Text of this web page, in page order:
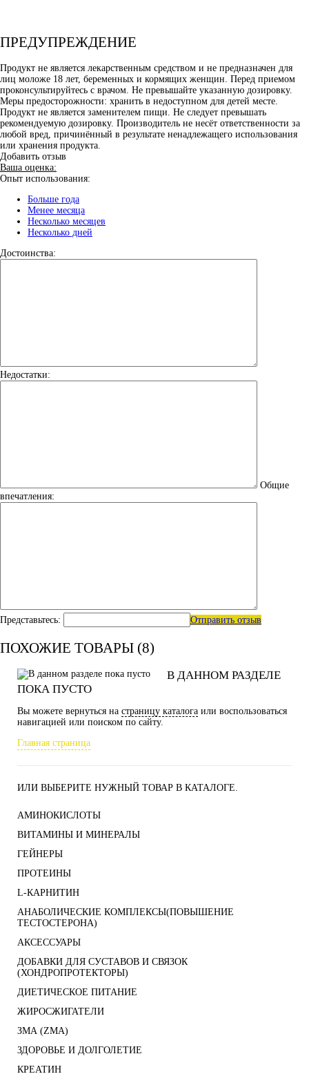
ПРЕДУПРЕЖДЕНИЕ
Продукт не является лекарственным средством и не предназначен для
лиц моложе 18 лет, беременных и кормящих женщин. Перед приемом
проконсультируйтесь с врачом. Не превышайте указанную дозировку.
Меры предосторожности: хранить в недоступном для детей месте.
Продукт не является заменителем пищи. Не следует превышать
рекомендуемую дозировку. Производитель не несёт ответственности за
любой вред, причинённый в результате ненадлежащего использования
или хранения продукта.
Добавить отзыв
Ваша оценка:
Опыт использования:
Больше года
Менее месяца
Несколько месяцев
Несколько дней
Достоинства:
Недостатки:
Общие
впечатления:
Представьтесь: Отправить отзыв
ПОХОЖИЕ ТОВАРЫ (8)
В ДАННОМ РАЗДЕЛЕ
ПОКА ПУСТО
Вы можете вернуться на страницу каталога или воспользоваться
навигацией или поиском по сайту.
Главная страница
ИЛИ ВЫБЕРИТЕ НУЖНЫЙ ТОВАР В КАТАЛОГЕ.
АМИНОКИСЛОТЫ
ВИТАМИНЫ И МИНЕРАЛЫ
ГЕЙНЕРЫ
ПРОТЕИНЫ
L-КАРНИТИН
АНАБОЛИЧЕСКИЕ КОМПЛЕКСЫ(ПОВЫШЕНИЕ
ТЕСТОСТЕРОНА)
АКСЕССУАРЫ
ДОБАВКИ ДЛЯ СУСТАВОВ И СВЯЗОК
(ХОНДРОПРОТЕКТОРЫ)
ДИЕТИЧЕСКОЕ ПИТАНИЕ
ЖИРОСЖИГАТЕЛИ
ЗМА (ZMA)
ЗДОРОВЬЕ И ДОЛГОЛЕТИЕ
КРЕАТИН